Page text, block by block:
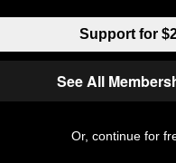
Ashley Fike
Support for
See All
Or, continue for